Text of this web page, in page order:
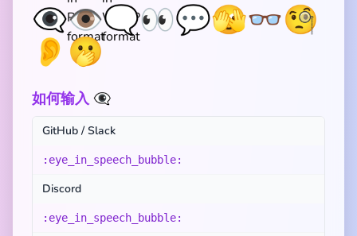
👁️‍🗨️👁️🗨️👀💬🫣👓🧐
👂🫢
如何输入 👁️‍🗨️
GitHub / Slack
:eye_in_speech_bubble:
Discord
:eye_in_speech_bubble: